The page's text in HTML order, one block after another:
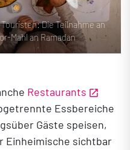
Die Teilnahme an
Mahl an Ramadan
Restaurants
Essbereiche
Gäste speisen,
Einheimische sichtbar